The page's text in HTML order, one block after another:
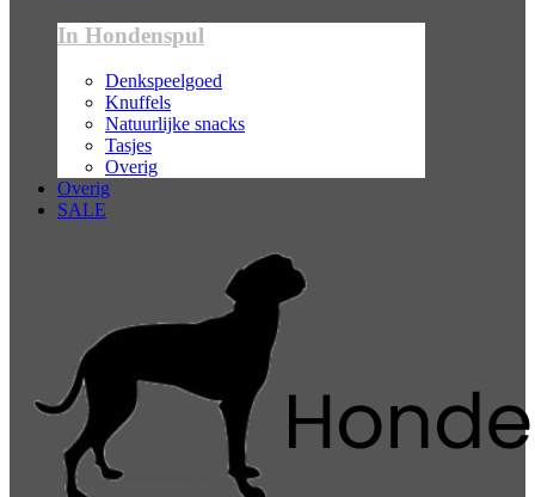
In Hondenspul
Denkspeelgoed
Knuffels
Natuurlijke snacks
Tasjes
Overig
Overig
SALE